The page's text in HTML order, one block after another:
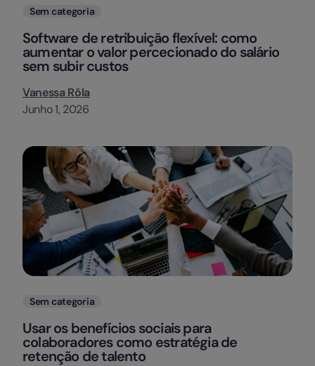
Categorias
Sem categoria
Software de retribuição flexível: como
aumentar o valor percecionado do salário
sem subir custos
Vanessa Rôla
Junho 1, 2026
Categorias
Sem categoria
Usar os benefícios sociais para
colaboradores como estratégia de
retenção de talento